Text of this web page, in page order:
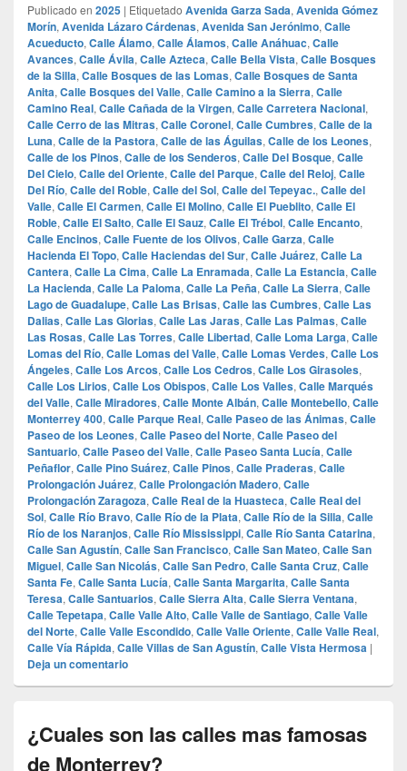
Publicado en 2025 | Etiquetado Avenida Garza Sada, Avenida Gómez
Morín, Avenida Lázaro Cárdenas, Avenida San Jerónimo, Calle
Acueducto, Calle Álamo, Calle Álamos, Calle Anáhuac, Calle
Avances, Calle Ávila, Calle Azteca, Calle Bella Vista, Calle Bosques
de la Silla, Calle Bosques de las Lomas, Calle Bosques de Santa
Anita, Calle Bosques del Valle, Calle Camino a la Sierra, Calle
Camino Real, Calle Cañada de la Virgen, Calle Carretera Nacional,
Calle Cerro de las Mitras, Calle Coronel, Calle Cumbres, Calle de la
Luna, Calle de la Pastora, Calle de las Águilas, Calle de los Leones,
Calle de los Pinos, Calle de los Senderos, Calle Del Bosque, Calle
Del Cielo, Calle del Oriente, Calle del Parque, Calle del Reloj, Calle
Del Río, Calle del Roble, Calle del Sol, Calle del Tepeyac., Calle del
Valle, Calle El Carmen, Calle El Molino, Calle El Pueblito, Calle El
Roble, Calle El Salto, Calle El Sauz, Calle El Trébol, Calle Encanto,
Calle Encinos, Calle Fuente de los Olivos, Calle Garza, Calle
Hacienda El Topo, Calle Haciendas del Sur, Calle Juárez, Calle La
Cantera, Calle La Cima, Calle La Enramada, Calle La Estancia, Calle
La Hacienda, Calle La Paloma, Calle La Peña, Calle La Sierra, Calle
Lago de Guadalupe, Calle Las Brisas, Calle las Cumbres, Calle Las
Dalias, Calle Las Glorias, Calle Las Jaras, Calle Las Palmas, Calle
Las Rosas, Calle Las Torres, Calle Libertad, Calle Loma Larga, Calle
Lomas del Río, Calle Lomas del Valle, Calle Lomas Verdes, Calle Los
Ángeles, Calle Los Arcos, Calle Los Cedros, Calle Los Girasoles,
Calle Los Lirios, Calle Los Obispos, Calle Los Valles, Calle Marqués
del Valle, Calle Miradores, Calle Monte Albán, Calle Montebello, Calle
Monterrey 400, Calle Parque Real, Calle Paseo de las Ánimas, Calle
Paseo de los Leones, Calle Paseo del Norte, Calle Paseo del
Santuario, Calle Paseo del Valle, Calle Paseo Santa Lucía, Calle
Peñaflor, Calle Pino Suárez, Calle Pinos, Calle Praderas, Calle
Prolongación Juárez, Calle Prolongación Madero, Calle
Prolongación Zaragoza, Calle Real de la Huasteca, Calle Real del
Sol, Calle Río Bravo, Calle Río de la Plata, Calle Río de la Silla, Calle
Río de los Naranjos, Calle Río Mississippi, Calle Río Santa Catarina,
Calle San Agustín, Calle San Francisco, Calle San Mateo, Calle San
Miguel, Calle San Nicolás, Calle San Pedro, Calle Santa Cruz, Calle
Santa Fe, Calle Santa Lucía, Calle Santa Margarita, Calle Santa
Teresa, Calle Santuarios, Calle Sierra Alta, Calle Sierra Ventana,
Calle Tepetapa, Calle Valle Alto, Calle Valle de Santiago, Calle Valle
del Norte, Calle Valle Escondido, Calle Valle Oriente, Calle Valle Real,
Calle Vía Rápida, Calle Villas de San Agustín, Calle Vista Hermosa |
Deja un comentario
¿Cuales son las calles mas famosas
de Monterrey?